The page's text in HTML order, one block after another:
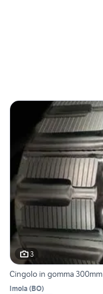
3
Cingolo in gomma 300mm
Imola (BO)